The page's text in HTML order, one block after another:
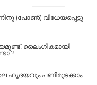
(പോൺ) വിധേയപ്പെട്ടു
ലൈംഗീകമായി
?
ഹൃദയവും പണിമുടക്കാം